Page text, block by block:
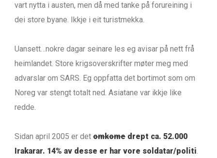
vart nytta i austen, men då med tanke på forureining i
dei store byane. Ikkje i eit turistmekka.
Uansett…nokre dagar seinare les eg avisar på nett frå
heimlandet. Store krigsoverskrifter møter meg med
advarslar om SARS. Eg oppfatta det bortimot som om
Noreg var stengt totalt ned. Asiatane var ikkje like
redde.
Sidan april 2005 er det omkome drept ca. 52.000
Irakarar. 14% av desse er har vore soldatar/politi.